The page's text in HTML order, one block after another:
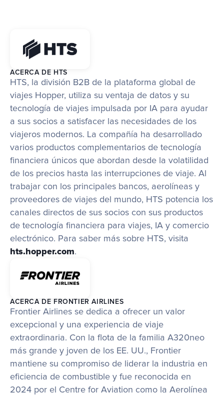
ACERCA DE HTS
HTS, la división B2B de la plataforma global de
viajes Hopper, utiliza su ventaja de datos y su
tecnología de viajes impulsada por IA para ayudar
a sus socios a satisfacer las necesidades de los
viajeros modernos. La compañía ha desarrollado
varios productos complementarios de tecnología
financiera únicos que abordan desde la volatilidad
de los precios hasta las interrupciones de viaje. Al
trabajar con los principales bancos, aerolíneas y
proveedores de viajes del mundo, HTS potencia los
canales directos de sus socios con sus productos
de tecnología financiera para viajes, IA y comercio
hts.hopper.com.
ACERCA DE FRONTIER AIRLINES
Frontier Airlines se dedica a ofrecer un valor
excepcional y una experiencia de viaje
extraordinaria. Con la flota de la familia A320neo
más grande y joven de los EE. UU., Frontier
mantiene su compromiso de liderar la industria en
eficiencia de combustible y fue reconocida en
2024 por el Centre for Aviation como la Aerolínea